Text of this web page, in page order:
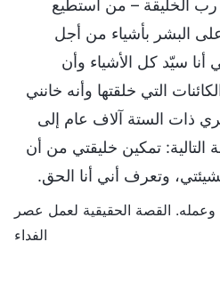
رب الخليقة – من أستطيع
البشر بأشياء من أجل
سيّد كل الأشياء وأن
التي خلقتها وأنه خانني
ذات الستة آلاف عام إلى
التالية: تمكين خليقتي من أن
وتعرف أني أنا الحق.
ظهور الله وعمله. القصة الحقيقية لعمل عصر
الفداء